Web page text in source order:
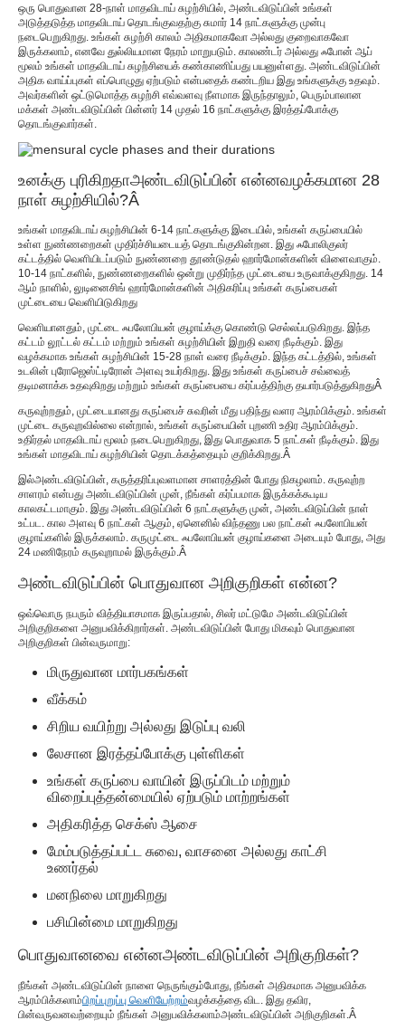
ஒரு பொதுவான 28-நாள் மாதவிடாய் சுழற்சியில், அண்டவிடுப்பின் உங்கள்
அடுத்தடுத்த மாதவிடாய் தொடங்குவதற்கு சுமார் 14 நாட்களுக்கு முன்பு
நடைபெறுகிறது. உங்கள் சுழற்சி காலம் அதிகமாகவோ அல்லது குறைவாகவோ
இருக்கலாம், எனவே துல்லியமான நேரம் மாறுபடும். காலண்டர் அல்லது ஃபோன் ஆப்
மூலம் உங்கள் மாதவிடாய் சுழற்சியைக் கண்காணிப்பது பயனுள்ளது. அண்டவிடுப்பின்
அதிக வாய்ப்புகள் எப்பொழுது ஏற்படும் என்பதைக் கண்டறிய இது உங்களுக்கு உதவும்.
அவர்களின் ஒட்டுமொத்த சுழற்சி எவ்வளவு நீளமாக இருந்தாலும், பெரும்பாலான
மக்கள் அண்டவிடுப்பின் பின்னர் 14 முதல் 16 நாட்களுக்கு இரத்தப்போக்கு
தொடங்குவார்கள்.
உனக்கு புரிகிறதாஅண்டவிடுப்பின் என்னவழக்கமான 28
நாள் சுழற்சியில்?Â
உங்கள் மாதவிடாய் சுழற்சியின் 6-14 நாட்களுக்கு இடையில், உங்கள் கருப்பையில்
உள்ள நுண்ணறைகள் முதிர்ச்சியடையத் தொடங்குகின்றன. இது ஃபோலிகுலர்
கட்டத்தில் வெளியிடப்படும் நுண்ணறை தூண்டுதல் ஹார்மோன்களின் விளைவாகும்.
10-14 நாட்களில், நுண்ணறைகளில் ஒன்று முதிர்ந்த முட்டையை உருவாக்குகிறது. 14
ஆம் நாளில், லுடினைசிங் ஹார்மோன்களின் அதிகரிப்பு உங்கள் கருப்பைகள்
முட்டையை வெளியிடுகிறது
வெளியானதும், முட்டை ஃபலோபியன் குழாய்க்கு கொண்டு செல்லப்படுகிறது. இந்த
கட்டம் லூட்டல் கட்டம் மற்றும் உங்கள் சுழற்சியின் இறுதி வரை நீடிக்கும். இது
வழக்கமாக உங்கள் சுழற்சியின் 15-28 நாள் வரை நீடிக்கும். இந்த கட்டத்தில், உங்கள்
உடலின் புரோஜெஸ்ட்டிரோன் அளவு உயர்கிறது. இது உங்கள் கருப்பைச் சவ்வைத்
தடிமனாக்க உதவுகிறது மற்றும் உங்கள் கருப்பையை கர்ப்பத்திற்கு தயார்படுத்துகிறதுÂ
கருவுற்றதும், முட்டையானது கருப்பைச் சுவரின் மீது பதிந்து வளர ஆரம்பிக்கும். உங்கள்
முட்டை கருவுறவில்லை என்றால், உங்கள் கருப்பையின் புறணி உதிர ஆரம்பிக்கும்.
உதிர்தல் மாதவிடாய் மூலம் நடைபெறுகிறது, இது பொதுவாக 5 நாட்கள் நீடிக்கும். இது
உங்கள் மாதவிடாய் சுழற்சியின் தொடக்கத்தையும் குறிக்கிறது.Â
இல்அண்டவிடுப்பின், கருத்தரிப்புவளமான சாளரத்தின் போது நிகழலாம். கருவுற்ற
சாளரம் என்பது அண்டவிடுப்பின் முன், நீங்கள் கர்ப்பமாக இருக்கக்கூடிய
காலகட்டமாகும். இது அண்டவிடுப்பின் 6 நாட்களுக்கு முன், அண்டவிடுப்பின் நாள்
உட்பட. கால அளவு 6 நாட்கள் ஆகும், ஏனெனில் விந்தணு பல நாட்கள் ஃபலோபியன்
குழாய்களில் இருக்கலாம். கருமுட்டை ஃபலோபியன் குழாய்களை அடையும் போது, ​​அது
24 மணிநேரம் கருவுறாமல் இருக்கும்.Â
அண்டவிடுப்பின் பொதுவான அறிகுறிகள் என்ன?
ஒவ்வொரு நபரும் வித்தியாசமாக இருப்பதால், சிலர் மட்டுமே அண்டவிடுப்பின்
அறிகுறிகளை அனுபவிக்கிறார்கள். அண்டவிடுப்பின் போது மிகவும் பொதுவான
அறிகுறிகள் பின்வருமாறு:
மிருதுவான மார்பகங்கள்
வீக்கம்
சிறிய வயிற்று அல்லது இடுப்பு வலி
லேசான இரத்தப்போக்கு புள்ளிகள்
உங்கள் கருப்பை வாயின் இருப்பிடம் மற்றும்
விறைப்புத்தன்மையில் ஏற்படும் மாற்றங்கள்
அதிகரித்த செக்ஸ் ஆசை
மேம்படுத்தப்பட்ட சுவை, வாசனை அல்லது காட்சி
உணர்தல்
மனநிலை மாறுகிறது
பசியின்மை மாறுகிறது
பொதுவானவை என்னஅண்டவிடுப்பின் அறிகுறிகள்?
நீங்கள் அண்டவிடுப்பின் நாளை நெருங்கும்போது, ​​நீங்கள் அதிகமாக அனுபவிக்க
ஆரம்பிக்கலாம்பிறப்புறுப்பு வெளியேற்றம்வழக்கத்தை விட. இது தவிர,
பின்வருவனவற்றையும் நீங்கள் அனுபவிக்கலாம்அண்டவிடுப்பின் அறிகுறிகள்.Â